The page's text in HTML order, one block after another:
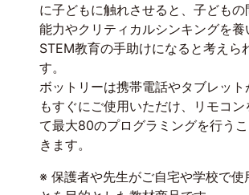
に子どもに触れさせると、子どもの
能力やクリティカルシンキングを養
STEM教育の手助けになると考えら
す。
ボットリーは携帯電話やタブレット
もすぐにご使用いただけ、リモコン
て最大80のプログラミングを行う
きます。
※ 保護者や先生がご自宅や学校で使